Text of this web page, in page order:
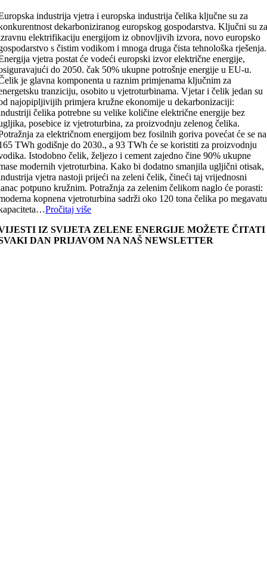
industrija vjetra i europska industrija čelika ključne su za
dekarboniziranog europskog gospodarstva. Ključni su
elektrifikaciju energijom iz obnovljivih izvora, novo europsko
s čistim vodikom i mnoga druga čista tehnološka rješenja.
vjetra postat će vodeći europski izvor električne energije,
do 2050. čak 50% ukupne potrošnje energije u EU-u.
je glavna komponenta u raznim primjenama ključnim za
tranziciju, osobito u vjetroturbinama. Vjetar i čelik jedan su
najopipljivijih primjera kružne ekonomije u dekarbonizaciji:
čelika potrebne su velike količine električne energije bez
posebice iz vjetroturbina, za proizvodnju zelenog čelika.
za električnom energijom bez fosilnih goriva povećat će se na
TWh godišnje do 2030., a 93 TWh će se koristiti za proizvodnju
Istodobno čelik, željezo i cement zajedno čine 90% ukupne
modernih vjetroturbina. Kako bi dodatno smanjila ugljični otisak,
vjetra nastoji prijeći na zeleni čelik, čineći taj vrijednosni
potpuno kružnim. Potražnja za zelenim čelikom naglo će porasti:
kopnena vjetroturbina sadrži oko 120 tona čelika po megavatu
Pročitaj više
IZ SVIJETA ZELENE ENERGIJE MOŽETE ČITATI
DAN PRIJAVOM NA NAŠ NEWSLETTER